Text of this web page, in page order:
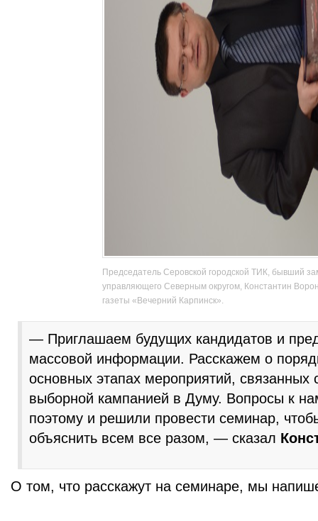
Председатель Серовской городской ТИК, бывший
управляющего Северным округом, Константин
газеты «Вечерний Карпинск».
— Приглашаем будущих кандидатов и
массовой информации. Расскажем о
основных этапах мероприятий, связанных
выборной кампанией в Думу. Вопросы к
поэтому и решили провести семинар,
объяснить всем все разом, — сказал
О том, что расскажут на семинаре, мы